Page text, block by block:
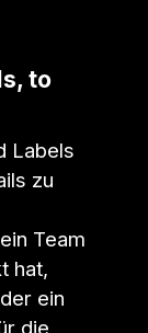
to
Labels
zu
Team
hat,
ein
die